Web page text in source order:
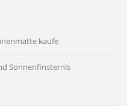
kaufe
Sonnenfinsternis